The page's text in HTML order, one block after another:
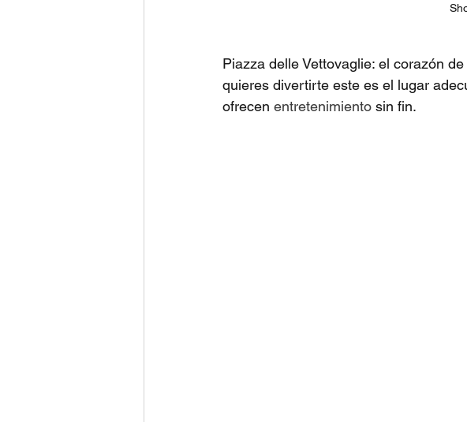
Piazza delle Vettovaglie: el corazón
quieres divertirte este es el lugar
ofrecen entretenimiento sin fin.